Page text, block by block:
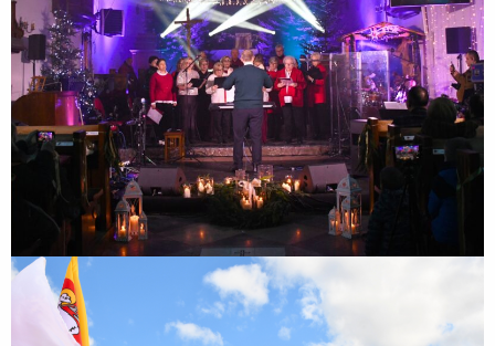
86. rocznica Obrony Zakroczymia